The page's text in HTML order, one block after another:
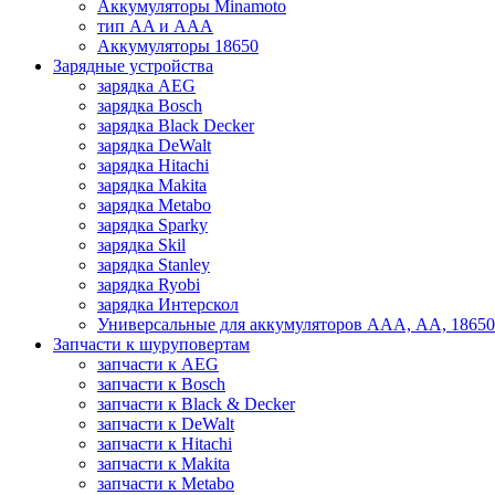
Аккумуляторы Minamoto
тип AA и AAA
Аккумуляторы 18650
Зарядные устройства
зарядка AEG
зарядка Bosch
зарядка Black Decker
зарядка DeWalt
зарядка Hitachi
зарядка Makita
зарядка Metabo
зарядка Sparky
зарядка Skil
зарядка Stanley
зарядка Ryobi
зарядка Интерскол
Универсальные для аккумуляторов ААА, АА,
Запчасти к шуруповертам
запчасти к AEG
запчасти к Bosch
запчасти к Black & Decker
запчасти к DeWalt
запчасти к Hitachi
запчасти к Makita
запчасти к Metabo